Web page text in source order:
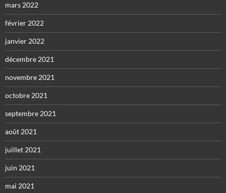
mars 2022
février 2022
janvier 2022
décembre 2021
novembre 2021
octobre 2021
septembre 2021
août 2021
juillet 2021
juin 2021
mai 2021